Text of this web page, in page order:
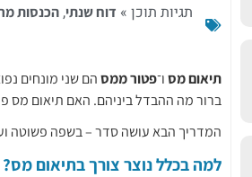
תגיות תוכן » דוח שנתי,הכנסות
תיאום מסו־פטור ממסהם שני מונחים
ברור מה ההבדל ביניהם. האם תיאום מס
המדריך הבא עושה סדר – בשפה פשוטה
למה בכלל נוצר צורך בתיאום מס?